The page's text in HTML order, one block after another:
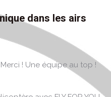
dans les airs
! Une équipe au top !